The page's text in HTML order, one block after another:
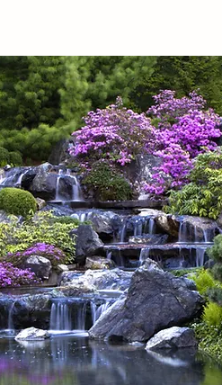
トヒーリング 妻の他界